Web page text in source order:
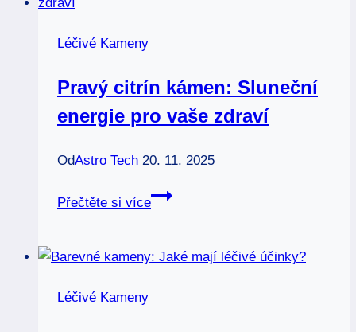
Léčivé Kameny
Pravý citrín kámen: Sluneční
energie pro vaše zdraví
OdAstro Tech 20. 11. 2025
Přečtěte si více
Pravý
Sluneční
Léčivé Kameny